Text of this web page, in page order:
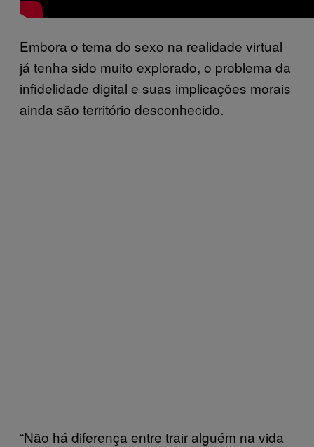
Embora o tema do sexo na realidade virtual
já tenha sido muito explorado, o problema da
infidelidade digital e suas implicações morais
ainda são território desconhecido.
“Não há diferença entre trair alguém na vida